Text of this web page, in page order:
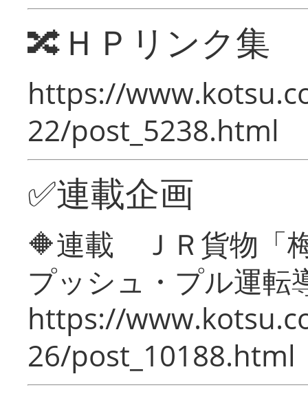
🔀ＨＰリンク集
https://
22/post_5238.html
✅連載企画
🔶連載 ＪＲ貨物「
プッシュ・プル運転
https://
26/post_10188.html